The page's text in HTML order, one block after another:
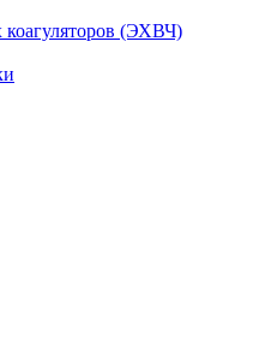
коагуляторов (ЭХВЧ)